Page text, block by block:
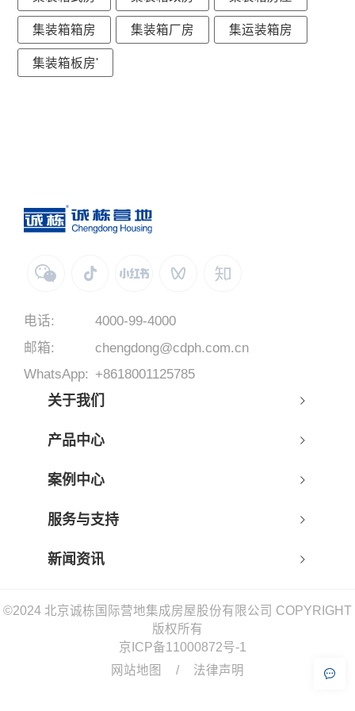
集装箱箱房 集装箱厂房 集运装箱房
集装箱板房'
电话:
4000-99-4000
邮箱:
chengdong@cdph.com.cn
WhatsApp: +8618001125785
关于我们
产品中心
案例中心
服务与支持
新闻资讯
©2024 北京诚栋国际营地集成房屋股份有限公司 COPYRIGHT
版权所有
京ICP备11000872号-1
网站地图
/ 法律声明